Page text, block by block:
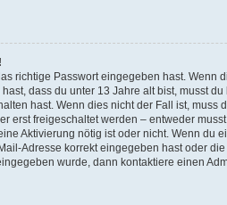
richtige Passwort eingegeben hast. Wenn
dass du unter 13 Jahre alt bist, musst
hast. Wenn dies nicht der Fall ist, muss
erst freigeschaltet werden – entweder
Aktivierung nötig ist oder nicht. Wenn du
Adresse korrekt eingegeben hast oder
wurde, dann kontaktiere einen